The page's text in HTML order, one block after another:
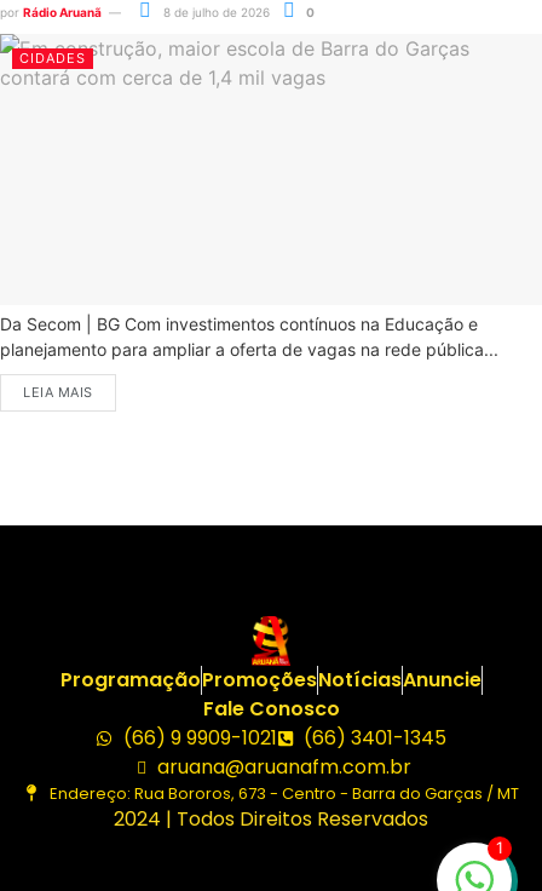
por Rádio Aruanã 8 de julho de 2026 0
CIDADES
Da Secom | BG Com investimentos contínuos na Educação e
planejamento para ampliar a oferta de vagas na rede pública...
LEIA MAIS
ProgramaçãoPromoçõesNotíciasAnuncie
Fale Conosco
(66) 9 9909-1021
(66) 3401-1345
aruana@aruanafm.com.br
Endereço: Rua Bororos, 673 - Centro - Barra do Garças / MT
2024 | Todos Direitos Reservados
1